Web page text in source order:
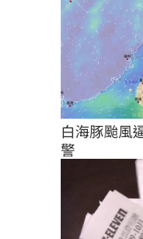
白海豚颱風
警